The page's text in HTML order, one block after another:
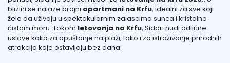
blizini se nalaze brojni apartmani na Krfu, idealni za sve koji
žele da uživaju u spektakularnim zalascima sunca i kristalno
čistom moru. Tokom letovanja na Krfu, Sidari nudi odlične
uslove kako za opuštanje na plaži, tako i za istraživanje prirodnih
atrakcija koje ostavljaju bez daha.